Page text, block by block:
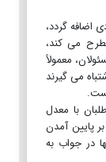
اضافه گردد،
می کند،
معمولاً
می گیرند
با معدل
بر پایین آمدن
در جواب به